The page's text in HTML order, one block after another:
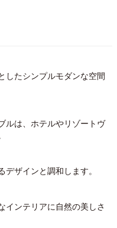
したシンプルモダンな空間
ルは、ホテルやリゾートヴ
ザインと調和します。
インテリアに自然の美しさ